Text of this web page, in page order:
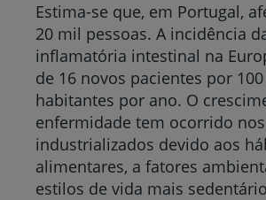
Estima-se que, em Portugal,
20 mil pessoas. A incidência
inflamatória intestinal na
de 16 novos pacientes por
habitantes por ano. O
enfermidade tem ocorrido
industrializados devido aos
alimentares, a fatores
estilos de vida mais